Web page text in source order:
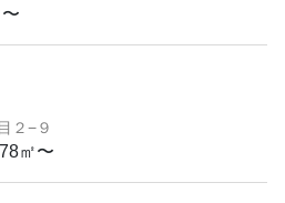
２−９
㎡〜